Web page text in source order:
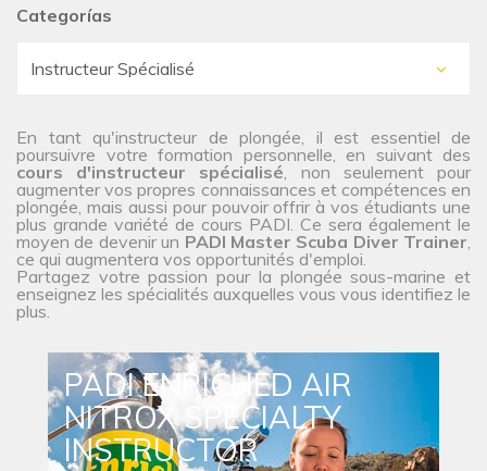
Categorías
En tant qu'instructeur de plongée, il est essentiel de
poursuivre votre formation personnelle, en suivant des
cours d'instructeur spécialisé, non seulement pour
augmenter vos propres connaissances et compétences en
plongée, mais aussi pour pouvoir offrir à vos étudiants une
plus grande variété de cours PADI. Ce sera également le
moyen de devenir un PADI Master Scuba Diver Trainer,
ce qui augmentera vos opportunités d'emploi.
Partagez votre passion pour la plongée sous-marine et
enseignez les spécialités auxquelles vous vous identifiez le
plus.
PADI ENRICHED AIR
NITROX SPECIALTY
INSTRUCTOR